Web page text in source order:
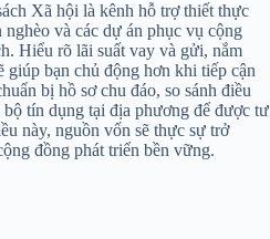
Xã hội là kênh hỗ trợ thiết thực
và các dự án phục vụ cộng
Hiểu rõ lãi suất vay và gửi, nắm
giúp bạn chủ động hơn khi tiếp cận
bị hồ sơ chu đáo, so sánh điều
tín dụng tại địa phương để được tư
này, nguồn vốn sẽ thực sự trở
đồng phát triển bền vững.